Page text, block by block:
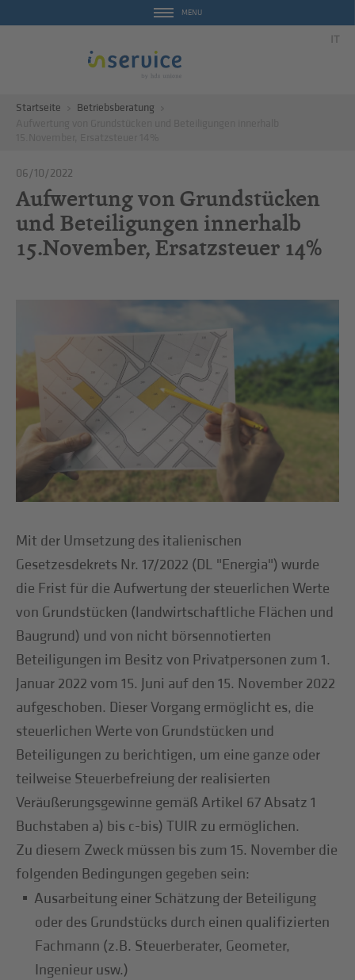
MENU
IT
Startseite
Betriebsberatung
06/10/2022
Aufwertung von Grundstücken
und Beteiligungen innerhalb
15.November, Ersatzsteuer 14%
Mit der Umsetzung des italienischen
Gesetzesdekrets Nr. 17/2022 (DL "Energia") wurde
die Frist für die Aufwertung der steuerlichen Werte
von Grundstücken (landwirtschaftliche Flächen und
Baugrund) und von nicht börsennotierten
Beteiligungen im Besitz von Privatpersonen zum 1.
Januar 2022 vom 15. Juni auf den 15. November 2022
aufgeschoben. Dieser Vorgang ermöglicht es, die
steuerlichen Werte von Grundstücken und
Beteiligungen zu berichtigen, um eine ganze oder
teilweise Steuerbefreiung der realisierten
Veräußerungsgewinne gemäß Artikel 67 Absatz 1
Buchstaben a) bis c-bis) TUIR zu ermöglichen.
Zu diesem Zweck müssen bis zum 15. November die
folgenden Bedingungen gegeben sein:
Ausarbeitung einer Schätzung der Beteiligung
oder des Grundstücks durch einen qualifizierten
Fachmann (z.B. Steuerberater, Geometer,
Ingenieur usw.)